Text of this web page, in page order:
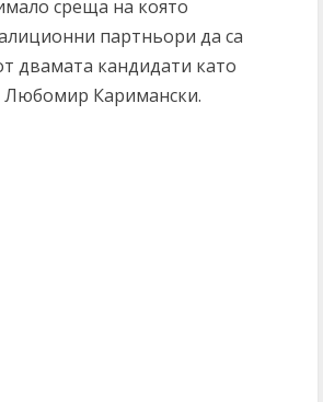
среща на която
партньори да са
двамата кандидати като
Любомир Каримански.